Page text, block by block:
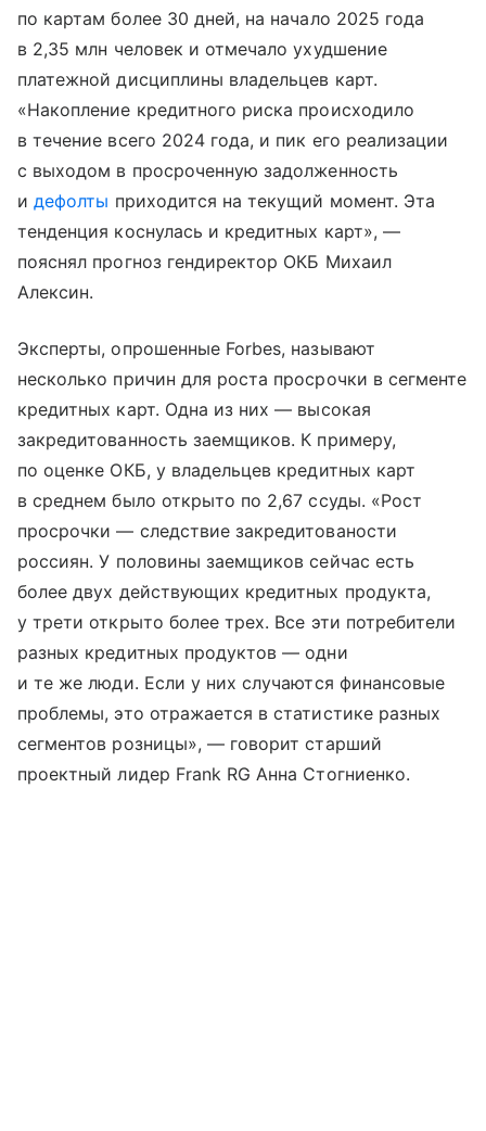
по картам более 30 дней, на начало 2025 года
в 2,35 млн человек и отмечало ухудшение
платежной дисциплины владельцев карт.
«Накопление кредитного риска происходило
в течение всего 2024 года, и пик его реализации
с выходом в просроченную задолженность
идефолты приходится на текущий момент. Эта
тенденция коснулась и кредитных карт», —
пояснял прогноз гендиректор ОКБ Михаил
Алексин.
Эксперты, опрошенные Forbes, называют
несколько причин для роста просрочки в сегменте
кредитных карт. Одна из них — высокая
закредитованность заемщиков. К примеру,
по оценке ОКБ, у владельцев кредитных карт
в среднем было открыто по 2,67 ссуды. «Рост
просрочки — следствие закредитованости
россиян. У половины заемщиков сейчас есть
более двух действующих кредитных продукта,
у трети открыто более трех. Все эти потребители
разных кредитных продуктов — одни
и те же люди. Если у них случаются финансовые
проблемы, это отражается в статистике разных
сегментов розницы», — говорит старший
проектный лидер Frank RG Анна Стогниенко.